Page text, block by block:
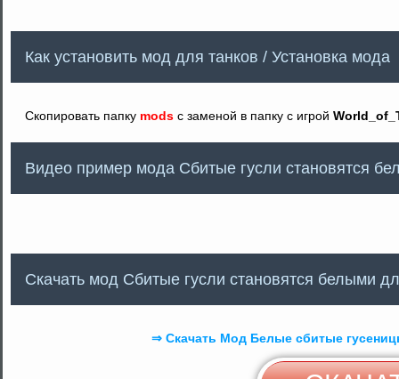
Как установить мод для танков / Установка мода
Скопировать папку mods с заменой в папку с игрой
Видео пример мода Сбитые гусли становятся
Скачать мод Сбитые гусли становятся белыми
⇒ Скачать Mод Белые сбитые